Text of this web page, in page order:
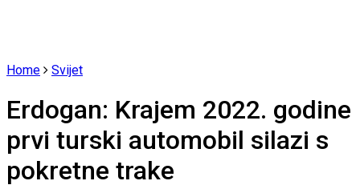
Home Svijet
Erdogan: Krajem 2022. godine
prvi turski automobil silazi s
pokretne trake